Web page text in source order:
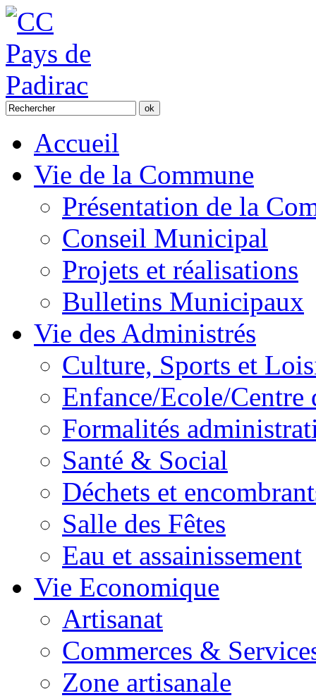
Accueil
Vie de la Commune
Présentation de la
Conseil Municipal
Projets et réalisations
Bulletins Municipaux
Vie des Administrés
Culture, Sports et
Enfance/Ecole/Centre
Formalités
Santé & Social
Déchets et
Salle des Fêtes
Eau et assainissement
Vie Economique
Artisanat
Commerces &
Zone artisanale